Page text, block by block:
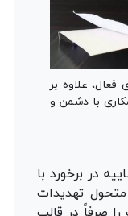
علاوه بر
با دشمن و
در برخورد با
تهدیدات
صرفاً در قالب